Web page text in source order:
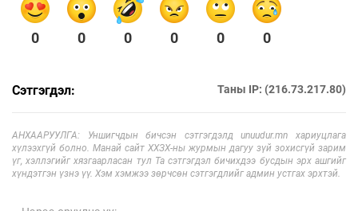
0 0 0 0 0 0
Сэтгэгдэл: Таны IP: (216.73.217.80)
АНХААРУУЛГА: Уншигчдын бичсэн сэтгэгдэлд unuudur.mn хариуцлага
хүлээхгүй болно. Манай сайт ХХЗХ-ны журмын дагуу зүй зохисгүй зарим
үг, хэллэгийг хязгаарласан тул Та сэтгэгдэл бичихдээ бусдын эрх ашгийг
хүндэтгэн үзнэ үү. Хэм хэмжээ зөрчсөн сэтгэгдлийг админ устгах эрхтэй.